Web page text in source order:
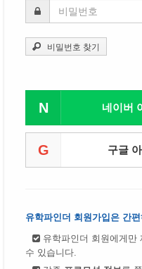
비밀번호 찾기
N 네이버
G 구글
유학파인더 회원가입은 간
유학파인더 회원에게만
수 있습니다.